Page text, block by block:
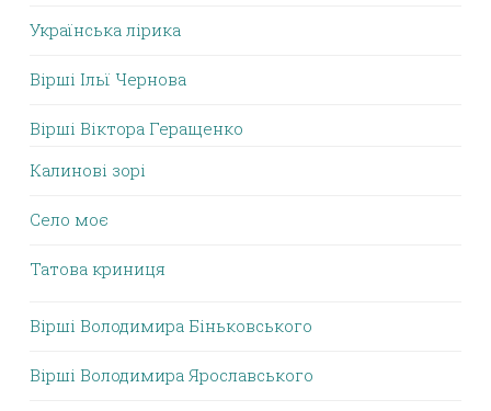
Українська лірика
Вірші Ільї Чернова
Вірші Віктора Геращенко
Калинові зорі
Село моє
Татова криниця
Вірші Володимира Біньковського
Вірші Володимира Ярославського